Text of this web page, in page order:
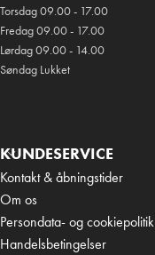
Torsdag 09.00 - 17.00
Fredag 09.00 - 17.00
Lørdag 09.00 - 14.00
Søndag Lukket
KUNDESERVICE
Kontakt & åbningstider
Om os
Persondata- og cookiepolitik
Handelsbetingelser